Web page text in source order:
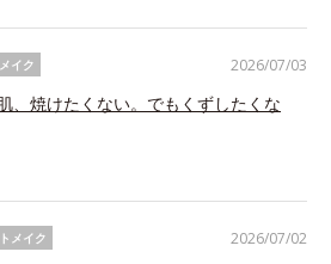
イク
、焼けたくない。でもくずしたくな
2026/07/03
メイク 2026/07/02